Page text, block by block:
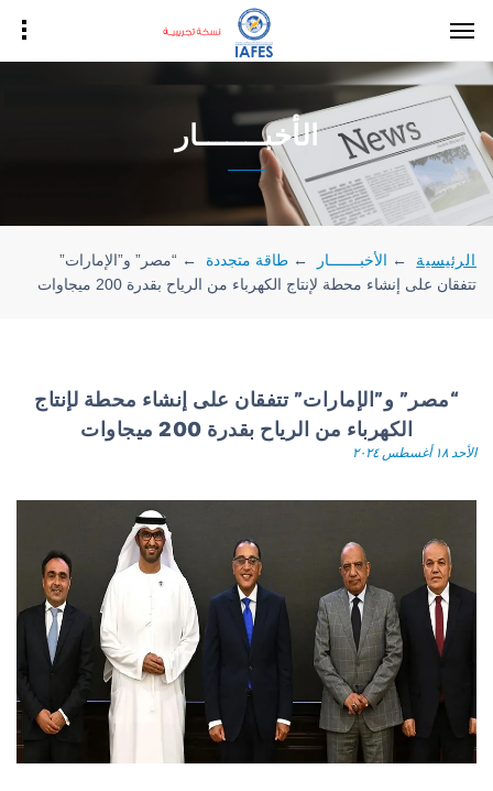
الأخبـــــــار
الرئيسية ← الأخبـــــــار ← طاقة متجددة ← “مصر” و”الإمارات”
تتفقان على إنشاء محطة لإنتاج الكهرباء من الرياح بقدرة 200 ميجاوات
“مصر” و”الإمارات” تتفقان على إنشاء محطة لإنتاج
الكهرباء من الرياح بقدرة 200 ميجاوات
الأحد ١٨ أغسطس ٢٠٢٤